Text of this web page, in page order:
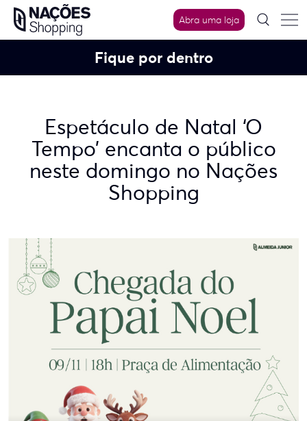
Skip
content
Abra uma loja
Fique por dentro
Espetáculo de Natal ‘O
Tempo’ encanta o público
neste domingo no Nações
Shopping